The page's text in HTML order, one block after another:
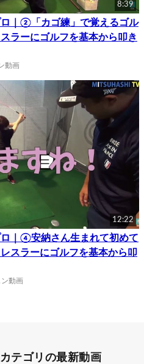
8:39
｜②「カゴ練」で覚えるゴル
ラーにゴルフを基本から叩き
動画
12:22
｜④安納さん生まれて初めて
スラーにゴルフを基本から叩
ン動画
カテゴリの最新動画